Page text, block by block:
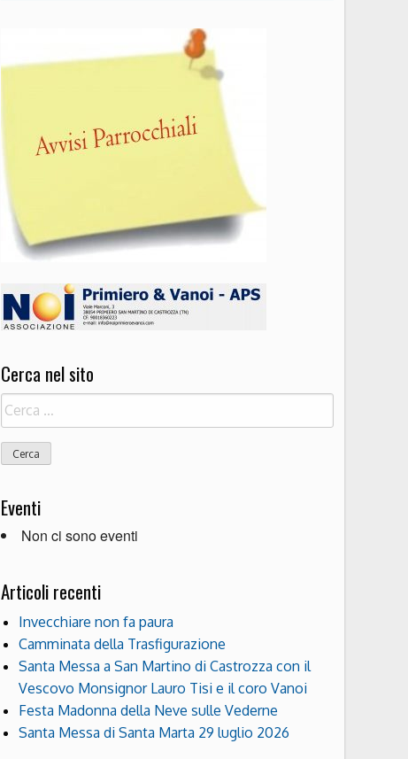
Cerca nel sito
Ricerca
per:
Eventi
Non ci sono eventi
Articoli recenti
Invecchiare non fa paura
Camminata della Trasfigurazione
Santa Messa a San Martino di Castrozza con il
Vescovo Monsignor Lauro Tisi e il coro Vanoi
Festa Madonna della Neve sulle Vederne
Santa Messa di Santa Marta 29 luglio 2026